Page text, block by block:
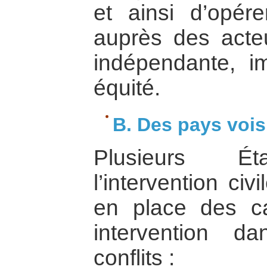
et ainsi
auprès des
indépendante,
équité.
B. Des pays
Plusieurs
l’intervention
en place des
intervention
conflits :